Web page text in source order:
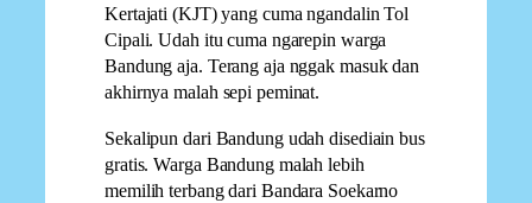
Kertajati (KJT) yang cuma ngandalin Tol
Cipali. Udah itu cuma ngarepin warga
Bandung aja. Terang aja nggak masuk dan
akhirnya malah sepi peminat.
Sekalipun dari Bandung udah disediain bus
gratis. Warga Bandung malah lebih
memilih terbang dari Bandara Soekarno